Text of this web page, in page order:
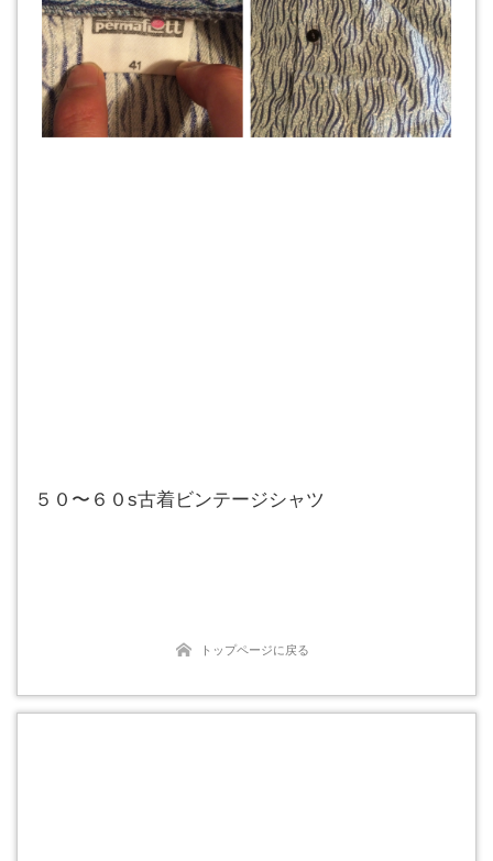
５０〜６０s古着ビンテージシャツ
トップページに戻る